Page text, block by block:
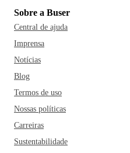
Sobre a Buser
Central de ajuda
Imprensa
Notícias
Blog
Termos de uso
Nossas políticas
Carreiras
Sustentabilidade